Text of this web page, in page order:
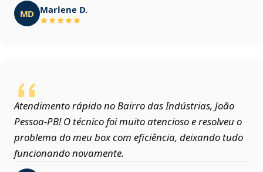
MD Marlene D.
Atendimento rápido no Bairro das Indústrias, João
Pessoa‑PB! O técnico foi muito atencioso e resolveu o
problema do meu box com eficiência, deixando tudo
funcionando novamente.